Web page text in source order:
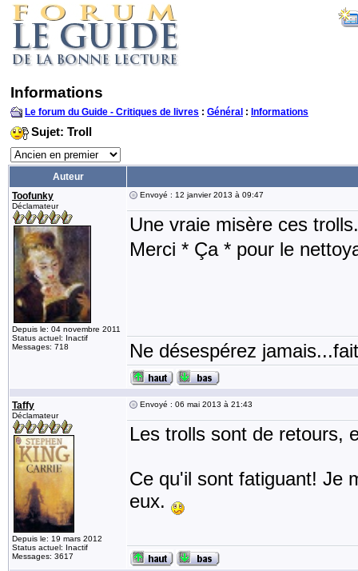
Informations
Le forum du Guide - Critiques de livres : Général : Informations
Sujet: Troll
Auteur
Toofunky
Déclamateur
Depuis le: 04 novembre 2011
Status actuel: Inactif
Messages: 718
Envoyé : 12 janvier 2013 à 09:47
Une vraie misère ces
Merci * Ça * pour le
Ne désespérez
Taffy
Déclamateur
Depuis le: 19 mars 2012
Status actuel: Inactif
Messages: 3617
Envoyé : 06 mai 2013 à 21:43
Les trolls sont de retours,
Ce qu'il sont fatiguant! Je
eux.